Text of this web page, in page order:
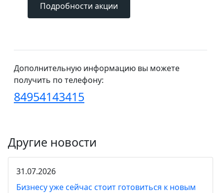
Подробности акции
Дополнительную информацию вы можете
получить по телефону:
84954143415
Другие новости
31.07.2026
Бизнесу уже сейчас стоит готовиться к новым